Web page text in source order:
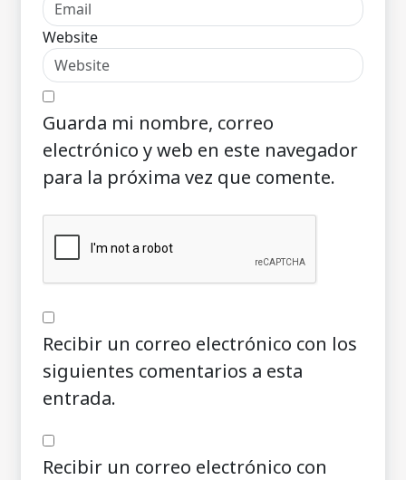
Website
Guarda mi nombre, correo
electrónico y web en este navegador
para la próxima vez que comente.
Recibir un correo electrónico con los
siguientes comentarios a esta
entrada.
Recibir un correo electrónico con